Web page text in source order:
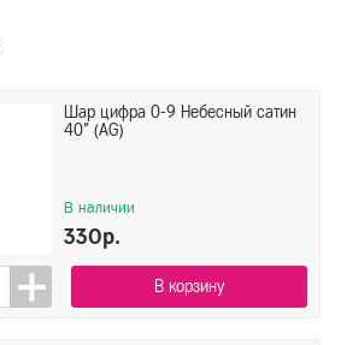
Шар цифра 0-9 Небесный сатин
40" (AG)
В наличии
330р.
В корзину